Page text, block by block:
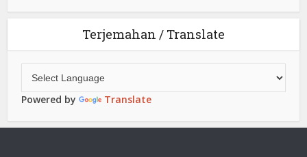
Terjemahan / Translate
Powered by Translate